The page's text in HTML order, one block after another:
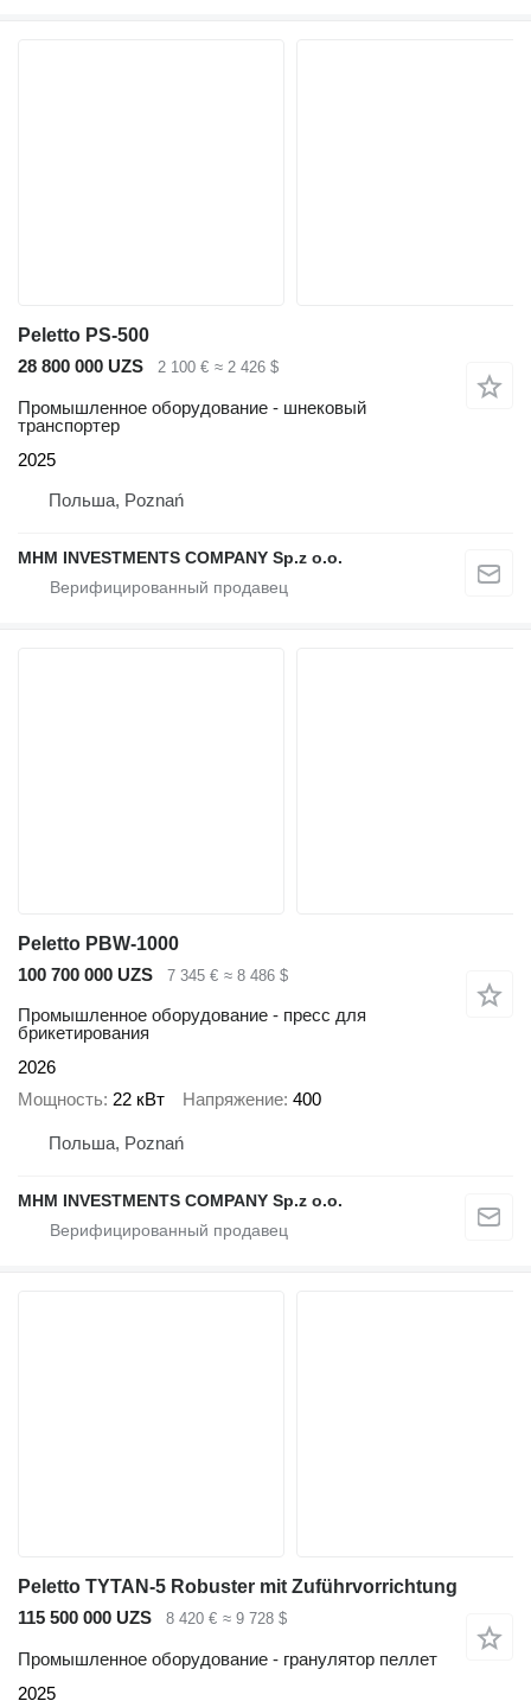
Peletto PS-500
28 800 000 UZS
2 100 € ≈ 2 426 $
Промышленное оборудование - шнековый
транспортер
2025
Польша, Poznań
MHM INVESTMENTS COMPANY Sp.z o.o.
Peletto PBW-1000
100 700 000 UZS
7 345 € ≈ 8 486 $
Промышленное оборудование - пресс для
брикетирования
2026
Мощность 22 кВт Напряжение 400
Польша, Poznań
MHM INVESTMENTS COMPANY Sp.z o.o.
Peletto TYTAN-5 Robuster mit Zuführvorrichtung
115 500 000 UZS
8 420 € ≈ 9 728 $
Промышленное оборудование - гранулятор пеллет
2025